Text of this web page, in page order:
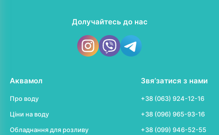
Долучайтесь до нас
Аквамол
Про воду
Ціни на воду
Обладнання для розливу
Звя’затися з нами
+38 (063) 924-12-16
+38 (096) 965-93-16
+38 (099) 946-52-55